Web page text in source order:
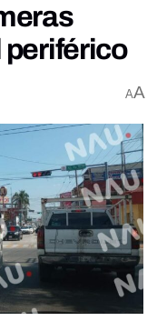
periférico
AA